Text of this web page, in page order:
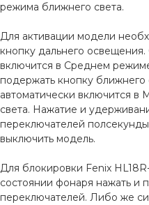
режима ближнего света.
Для активации модели
кнопку дальнего
включится в Среднем
подержать кнопку
автоматически включится
света. Нажатие и
переключателей
выключить модель.
Для блокировки Fenix
состоянии фонаря нажать и
переключателей. Либо же